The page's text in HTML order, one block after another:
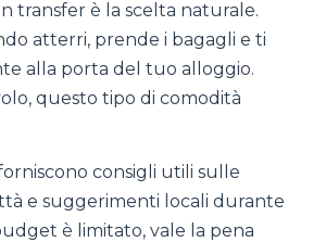
transfer è la scelta naturale.
atterri, prende i bagagli e ti
alla porta del tuo alloggio.
questo tipo di comodità
consigli utili sulle
e suggerimenti locali durante
è limitato, vale la pena